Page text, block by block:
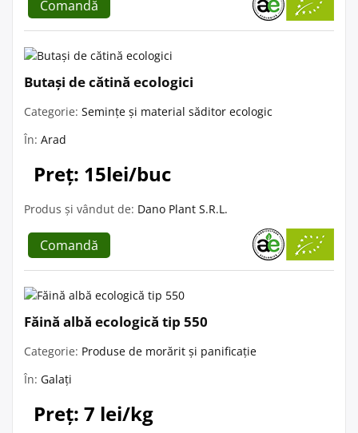
Comandă
Butași de cătină ecologici
Categorie: Semințe și material săditor ecologic
În: Arad
Preț: 15lei/buc
Produs și vândut de: Dano Plant S.R.L.
Comandă
Făină albă ecologică tip 550
Categorie: Produse de morărit și panificație
În: Galați
Preț: 7 lei/kg